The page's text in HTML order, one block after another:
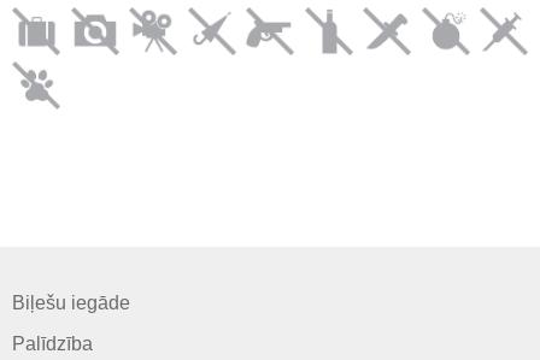
Biļešu iegāde
Palīdzība